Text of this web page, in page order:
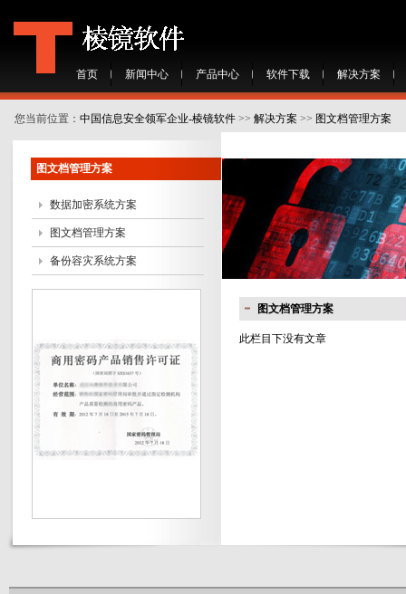
首页 新闻中心 产品中心 软件下载 解决方案
您当前位置： 中国信息安全领军企业-棱镜软件>> 解决方案 >> 图文档管理方案
图文档管理方案
数据加密系统方案
图文档管理方案
备份容灾系统方案
图文档管理方案
此栏目下没有文章